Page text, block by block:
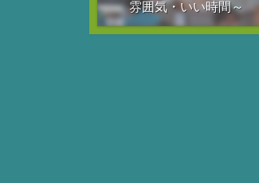
雰囲気・いい時間～